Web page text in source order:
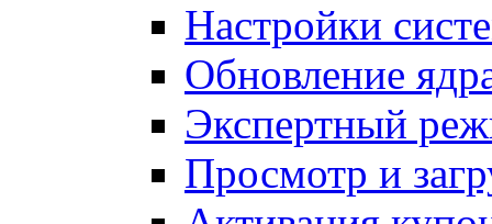
Настройки
Обновление
Экспертный
Просмотр и